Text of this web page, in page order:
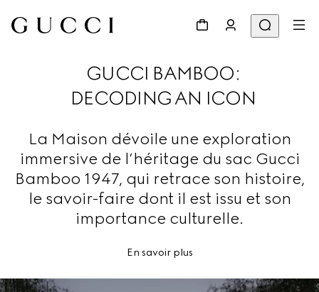
GUCCI BAMBOO:
DECODING AN ICON
La Maison dévoile une exploration
immersive de l’héritage du sac Gucci
Bamboo 1947, qui retrace son histoire,
le savoir-faire dont il est issu et son
importance culturelle.
En savoir plus